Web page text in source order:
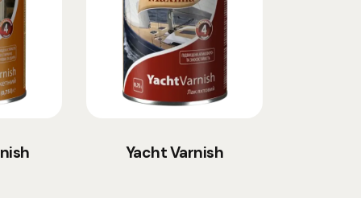
Yacht Varnish